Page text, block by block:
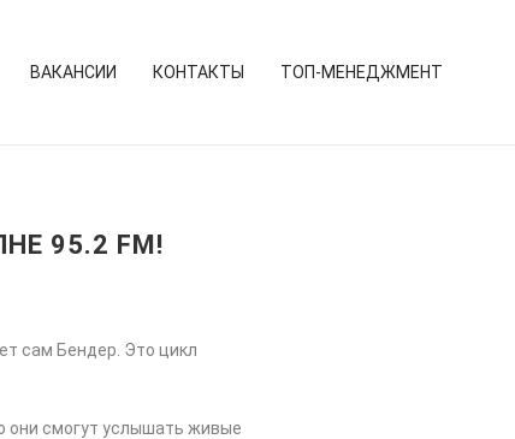
ВАКАНСИИ КОНТАКТЫ ТОП-МЕНЕДЖМЕНТ
95.2 FM!
сам Бендер. Это цикл
они смогут услышать живые